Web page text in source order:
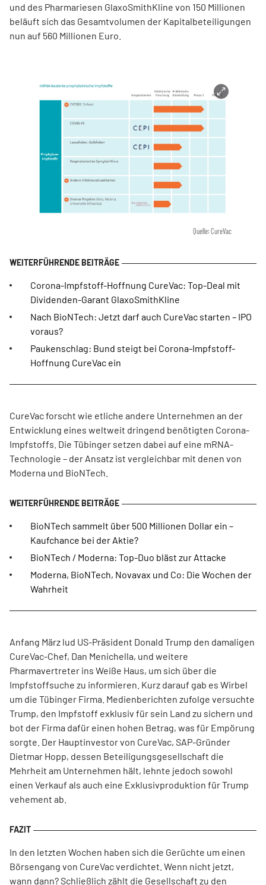
und des Pharmariesen GlaxoSmithKline von 150 Millionen
beläuft sich das Gesamtvolumen der Kapitalbeteiligungen
nun auf 560 Millionen Euro.
Quelle: CureVac
Corona-Impfstoff-Hoffnung CureVac: Top-Deal mit
Dividenden-Garant GlaxoSmithKline
Nach BioNTech: Jetzt darf auch CureVac starten – IPO
voraus?
Paukenschlag: Bund steigt bei Corona-Impfstoff-
Hoffnung CureVac ein
CureVac forscht wie etliche andere Unternehmen an der
Entwicklung eines weltweit dringend benötigten Corona-
Impfstoffs. Die Tübinger setzen dabei auf eine mRNA-
Technologie – der Ansatz ist vergleichbar mit denen von
Moderna und BioNTech.
BioNTech sammelt über 500 Millionen Dollar ein –
Kaufchance bei der Aktie?
BioNTech / Moderna: Top-Duo bläst zur Attacke
Moderna, BioNTech, Novavax und Co: Die Wochen der
Wahrheit
Anfang März lud US-Präsident Donald Trump den damaligen
CureVac-Chef, Dan Menichella, und weitere
Pharmavertreter ins Weiße Haus, um sich über die
Impfstoffsuche zu informieren. Kurz darauf gab es Wirbel
um die Tübinger Firma. Medienberichten zufolge versuchte
Trump, den Impfstoff exklusiv für sein Land zu sichern und
bot der Firma dafür einen hohen Betrag, was für Empörung
sorgte. Der Hauptinvestor von CureVac, SAP-Gründer
Dietmar Hopp, dessen Beteiligungsgesellschaft die
Mehrheit am Unternehmen hält, lehnte jedoch sowohl
einen Verkauf als auch eine Exklusivproduktion für Trump
vehement ab.
In den letzten Wochen haben sich die Gerüchte um einen
Börsengang von CureVac verdichtet. Wenn nicht jetzt,
wann dann? Schließlich zählt die Gesellschaft zu den